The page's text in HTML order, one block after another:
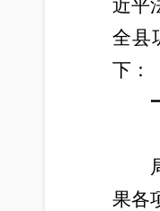
近平
全县
下：
果各